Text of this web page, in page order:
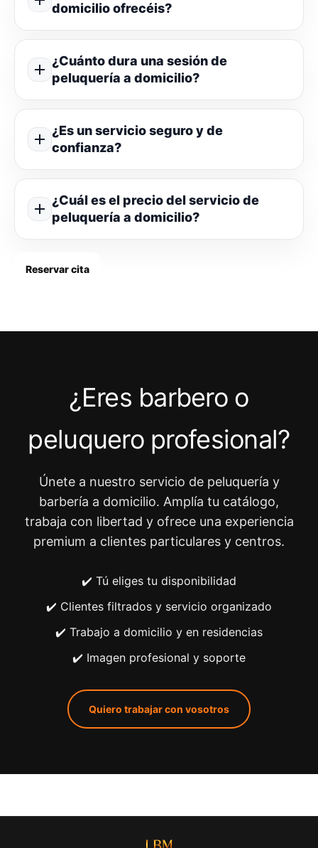
domicilio ofrecéis?
¿Cuánto dura una sesión de
peluquería a domicilio?
¿Es un servicio seguro y de
confianza?
¿Cuál es el precio del servicio de
peluquería a domicilio?
Reservar cita
¿Eres barbero o
peluquero profesional?
Únete a nuestro servicio de peluquería y
barbería a domicilio. Amplía tu catálogo,
trabaja con libertad y ofrece una experiencia
premium a clientes particulares y centros.
✔️ Tú eliges tu disponibilidad
✔️ Clientes filtrados y servicio organizado
✔️ Trabajo a domicilio y en residencias
✔️ Imagen profesional y soporte
Quiero trabajar con vosotros